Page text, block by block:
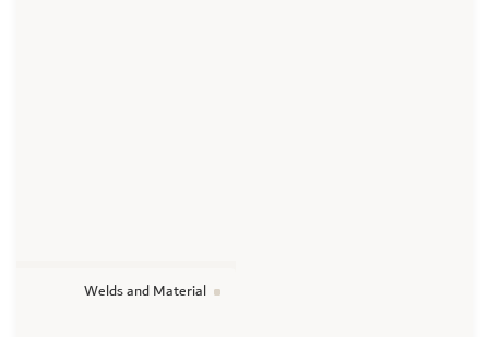
Welds and Material